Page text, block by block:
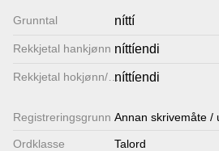
Grunntal níttí
Rekkjetal hankjønn níttíendi
Rekkjetal hokjønn/inkjekjønn
níttíendi
Registrerings­grunn Annan skrivemåte /
Ordklasse Talord
Lenkjer
Kontakt
oss